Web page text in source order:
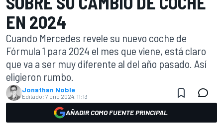
EN 2024
Cuando Mercedes revele su nuevo coche de
Fórmula 1 para 2024 el mes que viene, está claro
que va a ser muy diferente al del año pasado. Así
eligieron rumbo.
Jonathan Noble
Editado: 7 ene 2024, 11:13
AÑADIR COMO FUENTE PRINCIPAL